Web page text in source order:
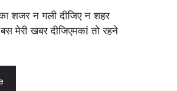
शजर न गली दीजिए न शहर
मेरी खबर दीजिएमकां तो रहने